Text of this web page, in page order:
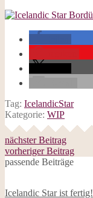
Tag: IcelandicStar
Kategorie: WIP
nächster Beitrag
vorheriger Beitrag
passende Beiträge
Icelandic Star ist fertig!